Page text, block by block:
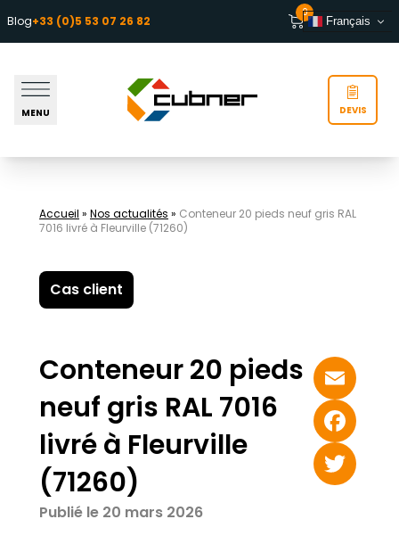
Aller au contenu
Blog+33 (0)5 53 07 26 82
0
Français
MENU DEVIS
Accueil » Nos actualités » Conteneur 20 pieds neuf gris RAL
7016 livré à Fleurville (71260)
Email
Facebook
Cas client
Conteneur 20 pieds
neuf gris RAL 7016
livré à Fleurville
(71260)
Publié le 20 mars 2026